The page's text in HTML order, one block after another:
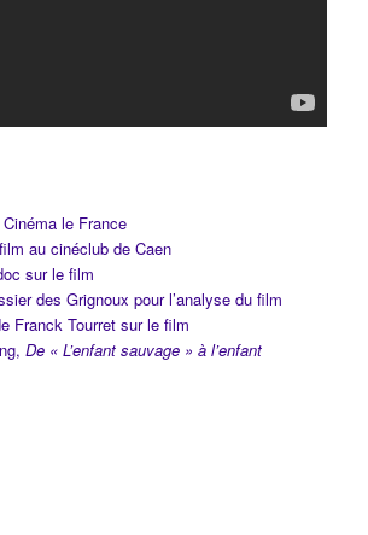
le France
au cinéclub de Caen
sur le film
des Grignoux pour l’analyse du film
Franck Tourret sur le film
De « L’enfant sauvage » à l’enfant